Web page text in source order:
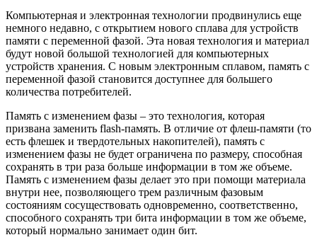
Компьютерная и электронная технологии продвинулись еще
немного недавно, с открытием нового сплава для устройств
памяти с переменной фазой. Эта новая технология и материал
будут новой большой технологией для компьютерных
устройств хранения. С новым электронным сплавом, память с
переменной фазой становится доступнее для большего
количества потребителей.
Память с изменением фазы – это технология, которая
призвана заменить flash-память. В отличие от флеш-памяти (то
есть флешек и твердотельных накопителей), память с
изменением фазы не будет ограничена по размеру, способная
сохранять в три раза больше информации в том же объеме.
Память с изменением фазы делает это при помощи материала
внутри нее, позволяющего трем различным фазовым
состояниям сосуществовать одновременно, соответственно,
способного сохранять три бита информации в том же объеме,
который нормально занимает один бит.